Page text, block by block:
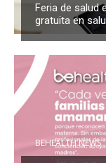
Feria de salud
gratuita en
BEHEALTH NEWS